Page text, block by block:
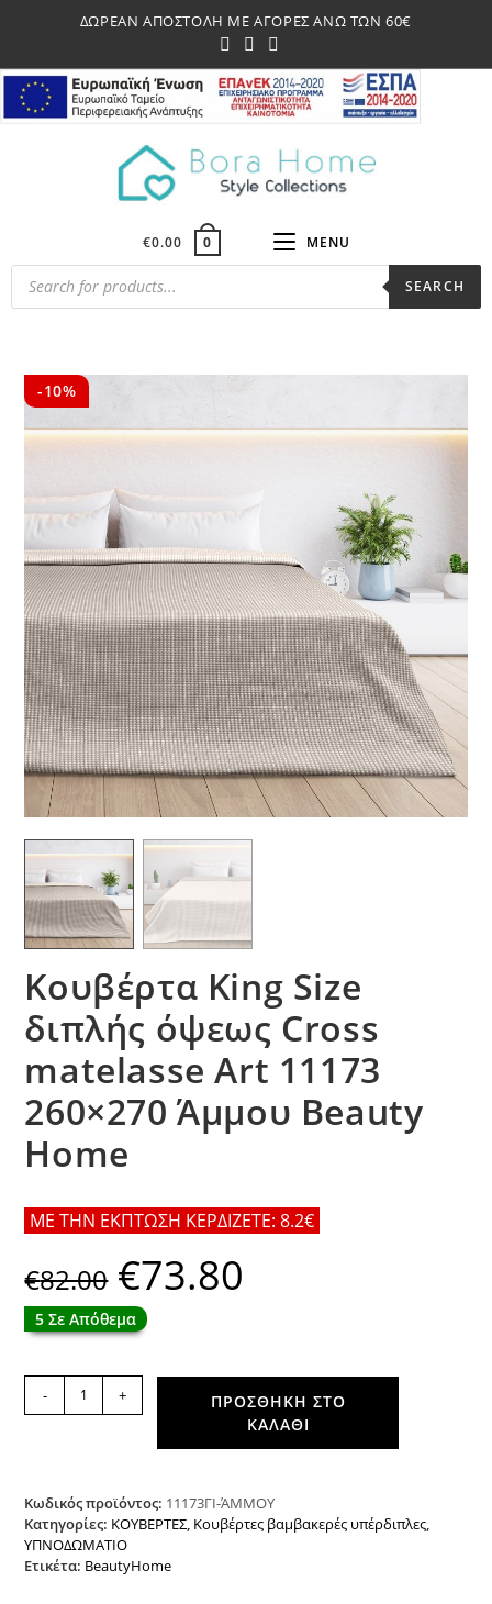
ΔΩΡΕΑΝ ΑΠΟΣΤΟΛΗ ΜΕ ΑΓΟΡΕΣ ΑΝΩ ΤΩΝ 60€
€0.00 0 MENU
Products
search
SEARCH
-10%
Κουβέρτα King Size
διπλής όψεως Cross
matelasse Art 11173
260×270 Άμμου Beauty
Home
ΜΕ ΤΗΝ ΕΚΠΤΩΣΗ ΚΕΡΔΙΖΕΤΕ: 8.2€
€82.00 Original
price
was:
€82.00.
€73.80
5 Σε Απόθεμα
Κουβέρτα
King
Cross
matelasse
Art
11173
- +
ΠΡΟΣΘΉΚΗ ΣΤΟ
ΚΑΛΆΘΙ
Κωδικός προϊόντος: 11173ΓΙ-ΆΜΜΟΥ
Κατηγορίες: ΚΟΥΒΕΡΤΕΣ, Κουβέρτες βαμβακερές υπέρδιπλες,
ΥΠΝΟΔΩΜΑΤΙΟ
Ετικέτα: BeautyHome